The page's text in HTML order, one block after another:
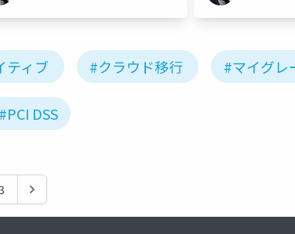
ティブ #クラウド移行 #マイグレ
#PCI DSS